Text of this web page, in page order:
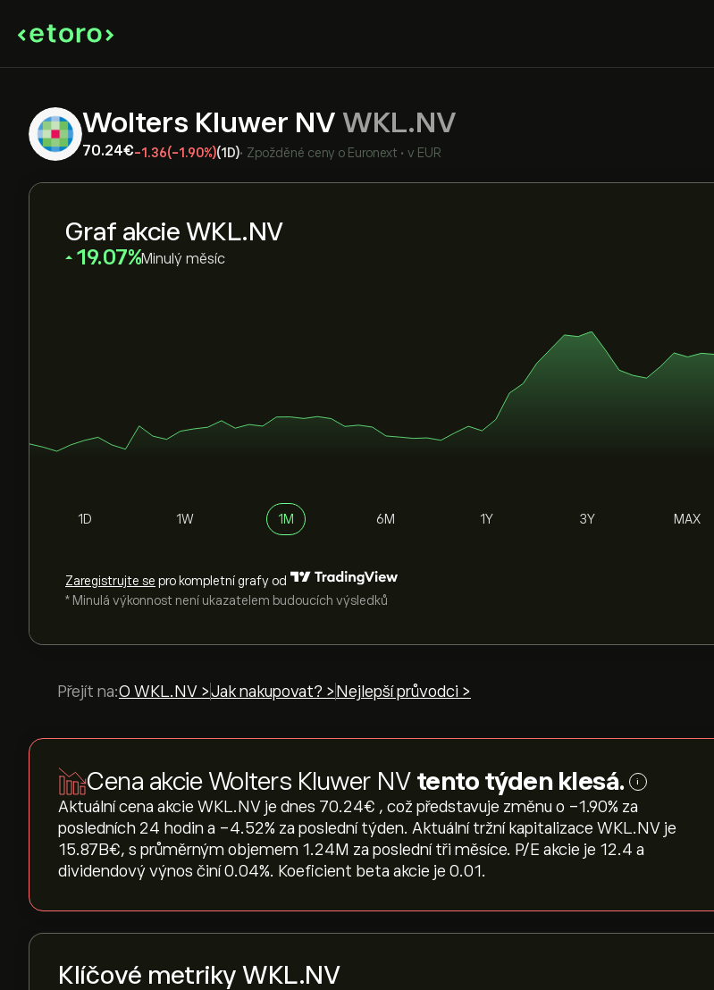
Wolters Kluwer NV WKL.NV
70.24‎€‎-1.36(-1.90%)(1D)• Zpožděné ceny o Euronext • v EUR
Graf akcie WKL.NV
‎19.07‎ Minulý měsíc
1D 1W 1M 6M 1Y 3Y MAX
Zaregistrujte se pro kompletní grafy od
* Minulá výkonnost není ukazatelem budoucích výsledků
Přejít na:O WKL.NV >Jak nakupovat? > Nejlepší průvodci >
Cena akcie Wolters Kluwer NV tento týden klesá. i
Aktuální cena akcie WKL.NV je dnes 70.24‎€‎ , což představuje změnu o ‎-1.90‎% za
posledních 24 hodin a ‎-4.52‎% za poslední týden. Aktuální tržní kapitalizace WKL.NV je
15.87B‎€‎, s průměrným objemem 1.24M za poslední tři měsíce. P/E akcie je 12.4 a
dividendový výnos činí 0.04%. Koeficient beta akcie je 0.01.
Klíčové metriky WKL.NV